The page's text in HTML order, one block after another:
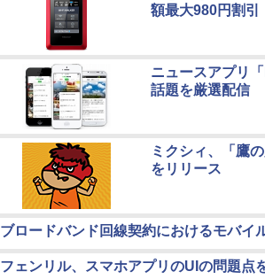
額最大980円割引
ニュースアプリ
話題を厳選配信
ミクシィ、「鷹
をリリース
ブロードバンド回線契約におけるモバイ
フェンリル、スマホアプリのUIの問題点